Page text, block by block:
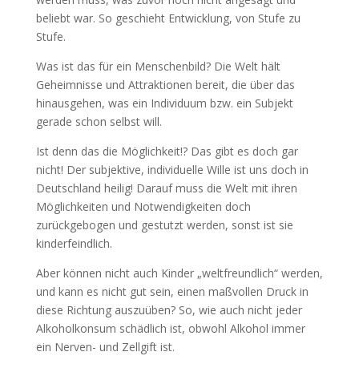
beliebt war. So geschieht Entwicklung, von Stufe zu
Stufe.
Was ist das für ein Menschenbild? Die Welt hält
Geheimnisse und Attraktionen bereit, die über das
hinausgehen, was ein Individuum bzw. ein Subjekt
gerade schon selbst will.
Ist denn das die Möglichkeit!? Das gibt es doch gar
nicht! Der subjektive, individuelle Wille ist uns doch in
Deutschland heilig! Darauf muss die Welt mit ihren
Möglichkeiten und Notwendigkeiten doch
zurückgebogen und gestutzt werden, sonst ist sie
kinderfeindlich.
Aber können nicht auch Kinder „weltfreundlich“ werden,
und kann es nicht gut sein, einen maßvollen Druck in
diese Richtung auszuüben? So, wie auch nicht jeder
Alkoholkonsum schädlich ist, obwohl Alkohol immer
ein Nerven- und Zellgift ist.